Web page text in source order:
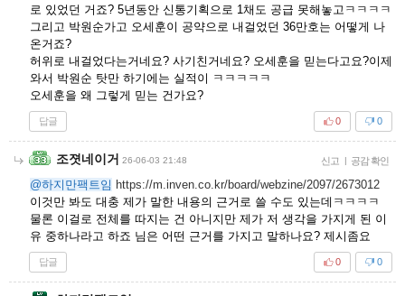
로 있었던 거죠? 5년동안 신통기획으로 1채도 공급 못해놓고ㅋㅋㅋㅋ
그리고 박원순가고 오세훈이 공약으로 내걸었던 36만호는 어떻게 나
온거죠?
허위로 내걸었다는거네요? 사기친거네요? 오세훈을 믿는다고요?이제
와서 박원순 탓만 하기에는 실적이 ㅋㅋㅋㅋㅋ
오세훈을 왜 그렇게 믿는 건가요?
답글 0
0
조졋네이거 26-06-03 21:48 신고 | 공감 확인
@하지만팩트임 https://m.inven.co.kr/board/webzine/2097/2673012
이것만 봐도 대충 제가 말한 내용의 근거로 쓸 수도 있는데ㅋㅋㅋㅋ
물론 이걸로 전체를 따지는 건 아니지만 제가 저 생각을 가지게 된 이
유 중하나라고 하죠 님은 어떤 근거를 가지고 말하나요? 제시좀요
답글 0
0